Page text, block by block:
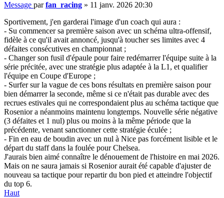
Message parfan_racing » 11 janv. 2026 20:30
Sportivement, j'en garderai l'image d'un coach qui aura :
- Su commencer sa première saison avec un schéma ultra-offensif,
fidèle à ce qu'il avait annoncé, jusqu'à toucher ses limites avec 4
défaites consécutives en championnat ;
- Changer son fusil d'épaule pour faire redémarrer l'équipe suite à la
série précitée, avec une stratégie plus adaptée à la L1, et qualifier
l'équipe en Coupe d'Europe ;
- Surfer sur la vague de ces bons résultats en première saison pour
bien démarrer la seconde, même si ce n'était pas durable avec des
recrues estivales qui ne correspondaient plus au schéma tactique que
Rosenior a néanmoins maintenu longtemps. Nouvelle série négative
(3 défaites et 1 nul) plus ou moins à la même période que la
précédente, venant sanctionner cette stratégie éculée ;
- Fin en eau de boudin avec un nul à Nice pas forcément lisible et le
départ du staff dans la foulée pour Chelsea.
J'aurais bien aimé connaître le dénouement de l'histoire en mai 2026.
Mais on ne saura jamais si Rosenior aurait été capable d'ajuster de
nouveau sa tactique pour repartir du bon pied et atteindre l'objectif
du top 6.
Haut